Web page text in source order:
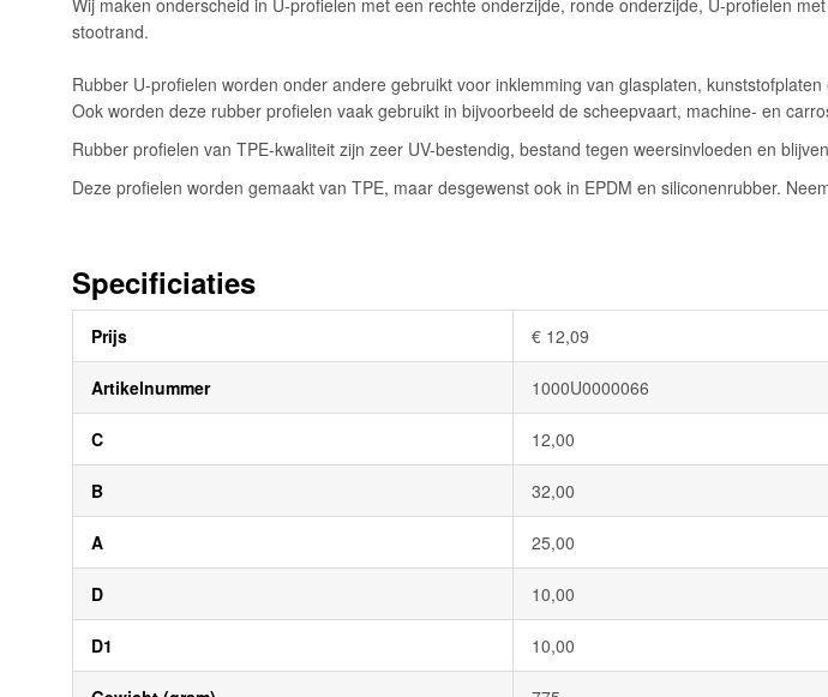
afbeeldingen-
gallerij
Wij maken onderscheid in U-profielen met een rechte onderzijde, ronde onderzijde, U-profielen
stootrand.
Rubber U-profielen worden onder andere gebruikt voor inklemming van glasplaten,
Ook worden deze rubber profielen vaak gebruikt in bijvoorbeeld de scheepvaart, machine- en
Rubber profielen van TPE-kwaliteit zijn zeer UV-bestendig, bestand tegen weersinvloeden en
Deze profielen worden gemaakt van TPE, maar desgewenst ook in EPDM en siliconenrubber.
Specificiaties
informatie
Prijs € 12,09
Artikelnummer 1000U0000066
C 12,00
B 32,00
A 25,00
D 10,00
D1 10,00